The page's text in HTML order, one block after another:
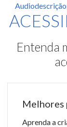
Entenda
Melhores
Aprenda a